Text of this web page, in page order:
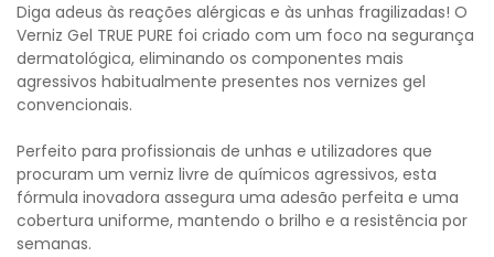
Diga adeus às reações alérgicas e às unhas fragilizadas! O
Verniz Gel TRUE PURE foi criado com um foco na segurança
dermatológica, eliminando os componentes mais
agressivos habitualmente presentes nos vernizes gel
convencionais.
Perfeito para profissionais de unhas e utilizadores que
procuram um verniz livre de químicos agressivos, esta
fórmula inovadora assegura uma adesão perfeita e uma
cobertura uniforme, mantendo o brilho e a resistência por
semanas.